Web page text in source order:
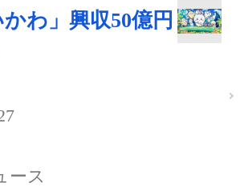
わ」興収50億円
ース